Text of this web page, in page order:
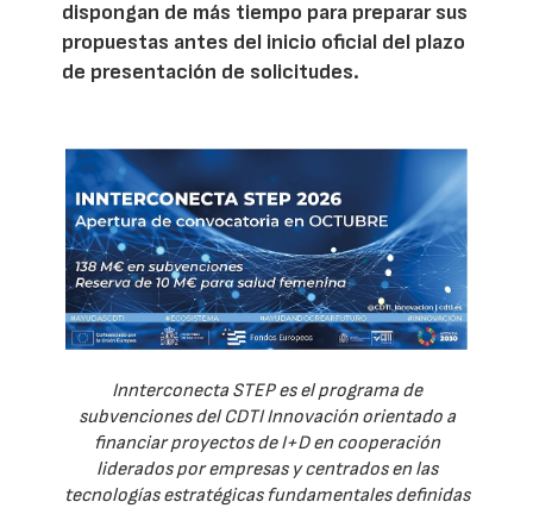
dispongan de más tiempo para preparar sus
propuestas antes del inicio oficial del plazo
de presentación de solicitudes.
Innterconecta STEP es el programa de
subvenciones del CDTI Innovación orientado a
financiar proyectos de I+D en cooperación
liderados por empresas y centrados en las
tecnologías estratégicas fundamentales definidas